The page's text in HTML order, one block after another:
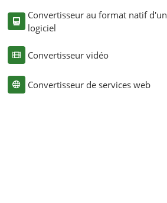
Convertisseur au format natif d'un
logiciel
Convertisseur vidéo
Convertisseur de services web